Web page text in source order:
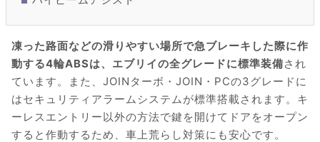
凍った路面などの滑りやすい場所で急ブレーキした際に作
動する4輪ABSは、エブリイの全グレードに標準装備され
ています。また、JOINターボ・JOIN・PCの3グレードに
はセキュリティアラームシステムが標準搭載されます。キ
ーレスエントリー以外の方法で鍵を開けてドアをオープン
すると作動するため、車上荒らし対策にも安心です。